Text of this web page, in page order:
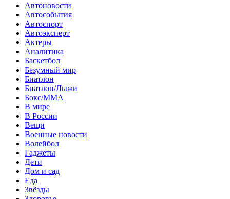
Автоновости
Автособытия
Автоспорт
Автоэксперт
Актеры
Аналитика
Баскетбол
Безумный мир
Биатлон
Биатлон/Лыжи
Бокс/MMA
В мире
В России
Вещи
Военные новости
Волейбол
Гаджеты
Дети
Дом и сад
Еда
Звёзды